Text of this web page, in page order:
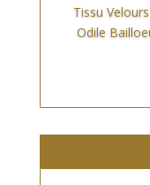
Tissu
Odile